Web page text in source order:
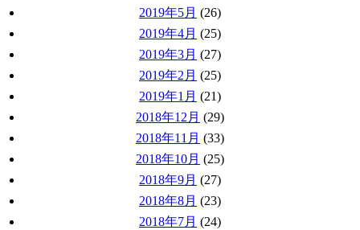
2019年5月 (26)
2019年4月 (25)
2019年3月 (27)
2019年2月 (25)
2019年1月 (21)
2018年12月 (29)
2018年11月 (33)
2018年10月 (25)
2018年9月 (27)
2018年8月 (23)
2018年7月 (24)